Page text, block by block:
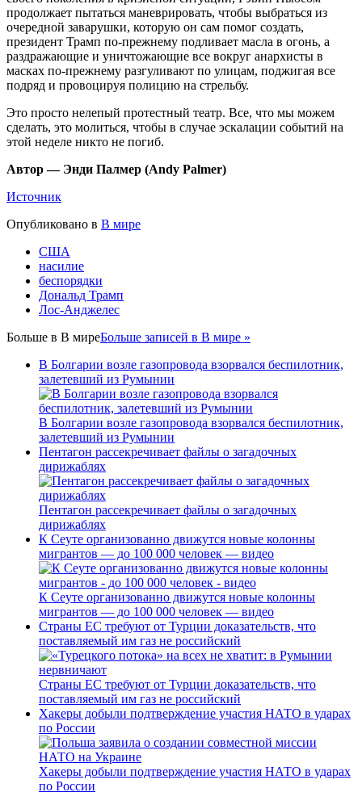
продолжает пытаться маневрировать, чтобы выбраться из
очередной заварушки, которую он сам помог создать,
президент Трамп по-прежнему подливает масла в огонь, а
раздражающие и уничтожающие все вокруг анархисты в
масках по-прежнему разгуливают по улицам, поджигая все
подряд и провоцируя полицию на стрельбу.
Это просто нелепый протестный театр. Все, что мы можем
сделать, это молиться, чтобы в случае эскалации событий на
этой неделе никто не погиб.
Автор — Энди Палмер (Andy Palmer)
Источник
Опубликовано в В мире
США
насилие
беспорядки
Дональд Трамп
Лос-Анджелес
Больше в В миреБольше записей в В мире »
В Болгарии возле газопровода взорвался беспилотник,
залетевший из Румынии
В Болгарии возле газопровода взорвался беспилотник,
залетевший из Румынии
Пентагон рассекречивает файлы о загадочных
дирижаблях
Пентагон рассекречивает файлы о загадочных
дирижаблях
К Сеуте организованно движутся новые колонны
мигрантов — до 100 000 человек — видео
К Сеуте организованно движутся новые колонны
мигрантов — до 100 000 человек — видео
Страны ЕС требуют от Турции доказательств, что
поставляемый им газ не российский
Страны ЕС требуют от Турции доказательств, что
поставляемый им газ не российский
Хакеры добыли подтверждение участия НАТО в ударах
по России
Хакеры добыли подтверждение участия НАТО в ударах
по России